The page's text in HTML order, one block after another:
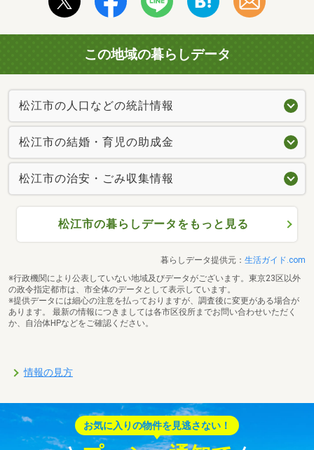
この地域の暮らしデータ
松江市の人口などの統計情報
松江市の結婚・育児の助成金
松江市の治安・ごみ収集情報
松江市の暮らしデータをもっと見る
暮らしデータ提供元： 生活ガイド.com
※行政機関により公表していない地域及びデータがございます。東京23区以外
の政令指定都市は、市全体のデータとして表示しています。
※提供データには細心の注意を払っておりますが、調査後に変更がある場合が
あります。 最新の情報につきましては各市区役所までお問い合わせいただく
か、自治体HPなどをご確認ください。
情報の見方
お気に入りの物件を見逃さない！